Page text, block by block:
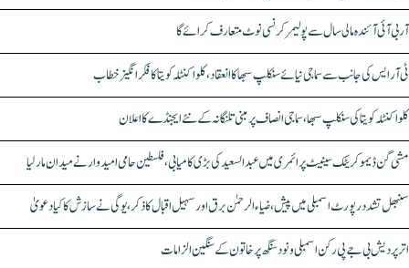
آر بی آئی آئندہ مالی سال سے پولیمر کرنسی نوٹ متعارف کرائے گا
ٹی آر ایس کی جانب سے سماجی نیائے سنکلپ سبھا کا انعقاد، کلواکنٹلہ کویتا کا فکر انگیز خطاب
کلواکنٹلہ کویتا کی سنکلپ سبھا، سماجی انصاف پر مبنی تلنگانہ کے نئے ایجنڈے کا اعلان
مشی گن ڈیموکریٹک سینیٹ پرائمری میں عبدالسعید کی بڑی کامیابی، فلسطین حامی امیدوار نے میدان مار لیا
سنبھل تشدد رپورٹ اسمبلی میں پیش، ضیاء الرحمٰن برق اور سہیل اقبال کا ذکر، یوگی نے سازش کا کیا دعویٰ
اتر پردیش بی جے پی رکن اسمبلی ونود سنگھ پر خاتون کے سنگین الزامات